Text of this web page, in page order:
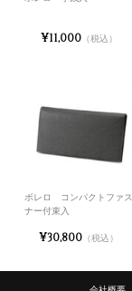
¥11,000（税込）
ボレロ コンパクトファス
ナー付束入
¥30,800 （税込）